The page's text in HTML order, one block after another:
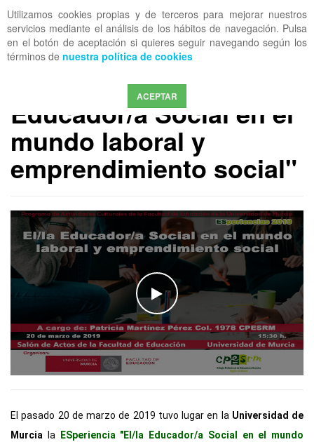
Utilizamos cookies propias y de terceros para mejorar nuestros
servicios mediante el análisis de los hábitos de navegación. Pulsa
en el botón de aceptación si quieres seguir navegando según los
términos de nuestra política de cookies
ACEPTAR
OFF CANVAS
MEDIA COESRM
ESperiencia "El/la
Educador/a Social en el
mundo laboral y
emprendimiento social"
WATCH THE VIDEO
El pasado 20 de marzo de 2019 tuvo lugar en la Universidad de
Murcia la ESperiencia "El/la Educador/a Social en el mundo